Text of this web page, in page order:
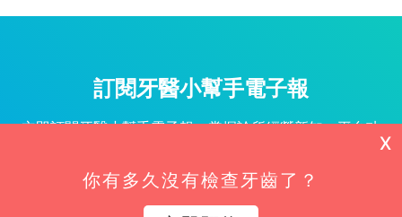
訂閱牙醫小幫手電子報
立即訂閱牙醫小幫手電子報，掌握診所經營新知、平台功
你有多久沒有檢查牙齒了？
X